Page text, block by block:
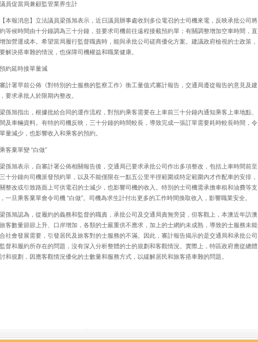
員促當局兼顧監管業界生計
本報消息】立法議員梁孫旭表示，近日議員辦事處收到多位電召的士司機來電，反映承批公司將
等候時間由十分鐘調為三十分鐘，並要求司機前往遠程接載預約單；有關調整增加空車時間，直
加營運成本。希望當局履行監督職責時，能與承批公司磋商優化方案。建議政府檢視的士政策，
解決搭車難的情況，也保障司機權益和職業健康。
約延時接單量減
計署早前公佈《對特別的士服務的監察工作》衡工量值式審計報告，交通局遵從報告的意見及建
要求承批人於限期內整改。
孫旭指出，根據批給合同的運作流程，對預約乘客需要在上車前三十分鐘內通知乘客上車地點、
及車輛資料。有特的司機反映，三十分鐘的時間較長，導致完成一張訂單需要耗時較長時間，令
量減少，也影響收入和乘客的預約。
客棄單變 “白做”
孫旭表示，自審計署公佈相關報告後，交通局已要求承批公司作出多項整改，包括上車時間前至
十分鐘向司機派發預約單，以及不能僅限在一點五公里半徑範圍或特定範圍內才作配車的安排，
整改或引致路面上可供電召的士減少，也影響司機的收入。特別的士司機需承擔車租和油費等支
一旦乘客棄單會令司機 “白做”。司機為求生計付出更多的工作時間換取收入，影響職業安全。
孫旭認為，從履約的義務和監督的職責，承批公司及交通局責無旁貸，但客觀上，本澳近年訪澳
客數量節節上升、口岸增加，各類的士嚴重供不應求，加上的士網約未成熟，導致的士服務未能
社會發展需要，引發居民及旅客對的士服務的不滿。因此，審計報告揭示的是交通局和承批公司
督和履約所存在的問題，沒有深入分析整體的士的規劃和客觀情況。實際上，特區政府應從總體
和規劃，因應客觀情況優化的士數量和服務方式，以緩解居民和旅客搭車難的問題。